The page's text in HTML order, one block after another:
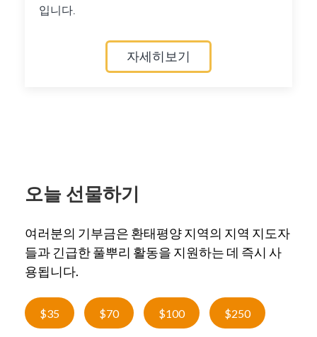
입니다.
자세히보기
오늘 선물하기
여러분의 기부금은 환태평양 지역의 지역 지도자
들과 긴급한 풀뿌리 활동을 지원하는 데 즉시 사
용됩니다.
$35 $70 $100 $250